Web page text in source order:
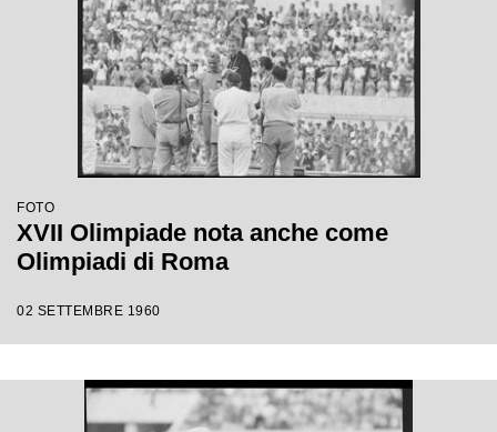
FOTO
XVII Olimpiade nota anche come
Olimpiadi di Roma
02 SETTEMBRE 1960